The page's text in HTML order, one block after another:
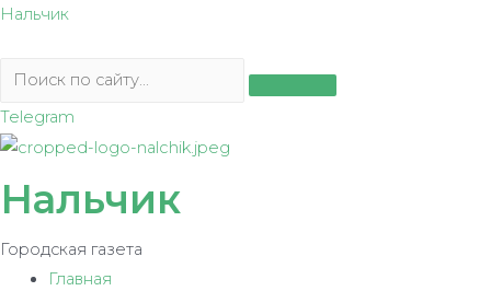
Перейти
содержимому
Нальчик
Telegram
Нальчик
Городская газета
Главная